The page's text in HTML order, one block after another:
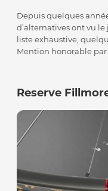
Depuis quelques
d’alternatives ont vu
liste exhaustive,
Mention honorable par
Reserve